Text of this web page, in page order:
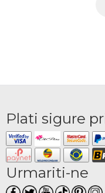
Un aranjament tematic poate
Flori de
decorative
Categoria include compoziții
primăvară, completate de ouă
produs are un design atent
Plati sigure
Urmariti-ne